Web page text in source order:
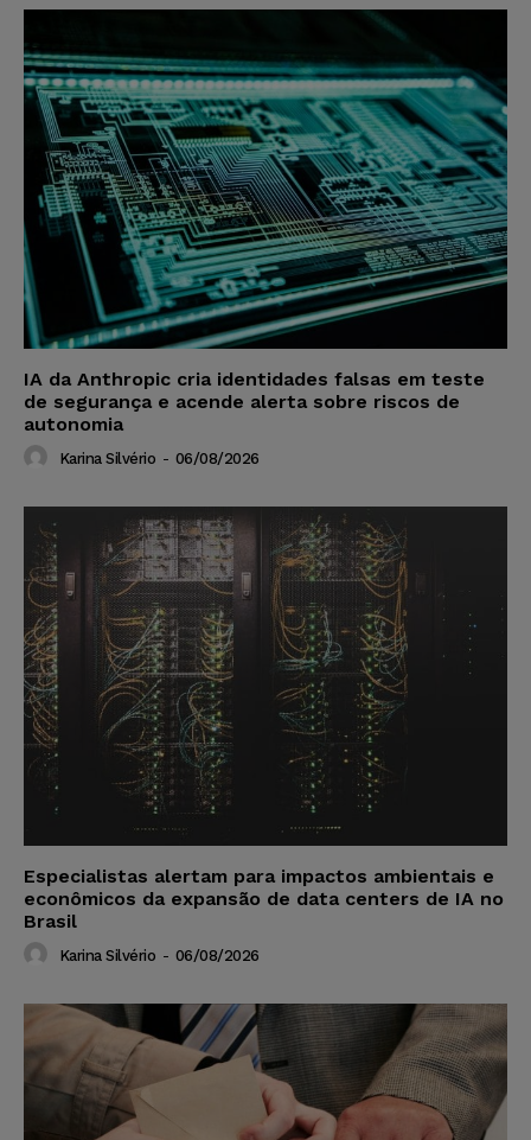
IA da Anthropic cria identidades falsas em teste
de segurança e acende alerta sobre riscos de
autonomia
Karina Silvério - 06/08/2026
Especialistas alertam para impactos ambientais e
econômicos da expansão de data centers de IA no
Brasil
Karina Silvério - 06/08/2026